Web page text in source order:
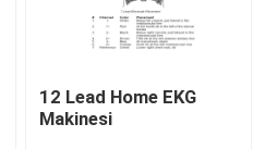
12 Lead Home EKG
Makinesi